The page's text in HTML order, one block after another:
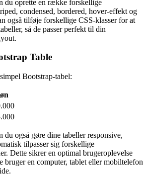
du oprette en række forskellige
condensed, bordered, hover-effekt og
også tilføje forskellige CSS-klasser for at
så de passer perfekt til din
Table
Bootstrap-tabel:
du også gøre dine tabeller responsive,
tilpasser sig forskellige
Dette sikrer en optimal brugeroplevelse
bruger en computer, tablet eller mobiltelefon